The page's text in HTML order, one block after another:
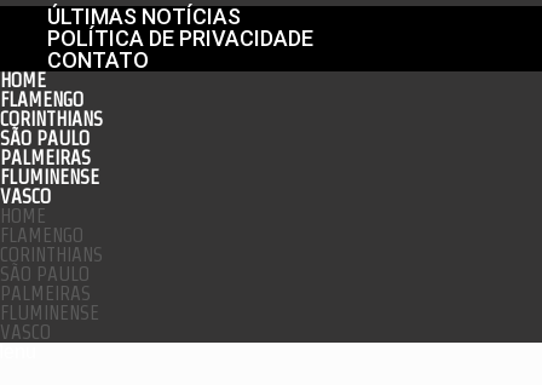
ÚLTIMAS NOTÍCIAS
POLÍTICA DE PRIVACIDADE
CONTATO
HOME
FLAMENGO
CORINTHIANS
SÃO PAULO
PALMEIRAS
FLUMINENSE
VASCO
HOME
FLAMENGO
CORINTHIANS
SÃO PAULO
PALMEIRAS
FLUMINENSE
VASCO